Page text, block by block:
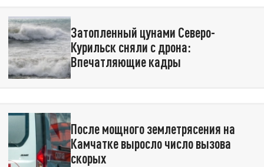
Затопленный цунами Северо-
Курильск сняли с дрона:
Впечатляющие кадры
После мощного землетрясения на
Камчатке выросло число вызова
скорых